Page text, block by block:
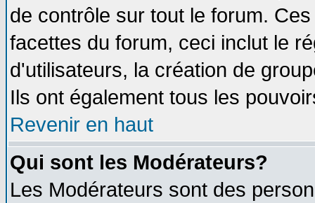
de contrôle sur tout le forum.
facettes du forum, ceci inclut le
d'utilisateurs, la création de
Ils ont également tous les
Revenir en haut
Qui sont les Modérateurs?
Les Modérateurs sont des